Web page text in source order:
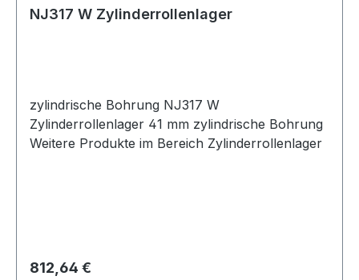
NJ317 W Zylinderrollenlager
zylindrische Bohrung NJ317 W
Zylinderrollenlager 41 mm zylindrische Bohrung
Weitere Produkte im Bereich Zylinderrollenlager
Regulärer Preis:
812,64 €